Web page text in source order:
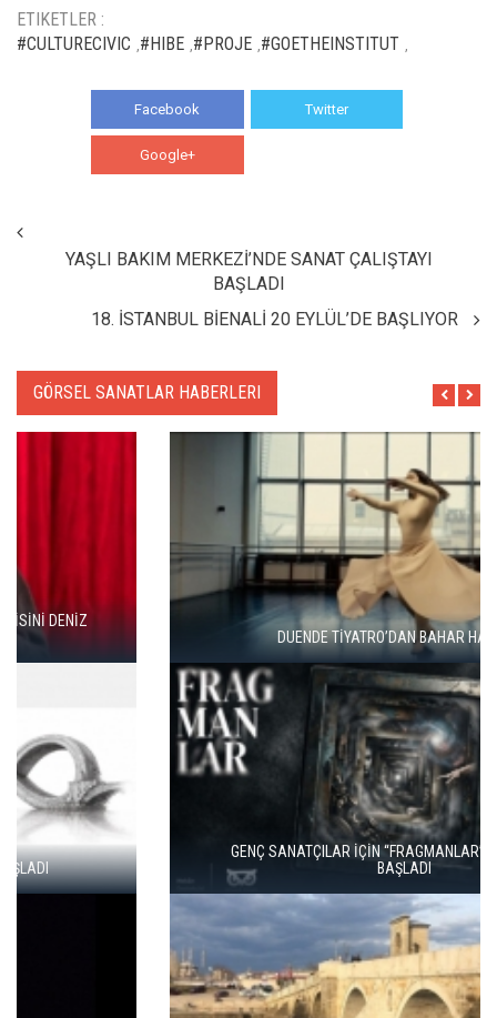
ETIKETLER :
#CULTURECIVIC #HIBE #PROJE #GOETHEINSTITUT
Facebook Twitter
Google+
YAŞLI BAKIM MERKEZİ’NDE SANAT ÇALIŞTAYI
BAŞLADI
18. İSTANBUL BİENALİ 20 EYLÜL’DE BAŞLIYOR
GÖRSEL SANATLAR HABERLERI
DUENDE TİYATRO’DAN BAHAR HAREKETİ
GENÇ SANATÇILAR İÇİN “FRAGMANLAR” BAŞVURULARI
BAŞLADI